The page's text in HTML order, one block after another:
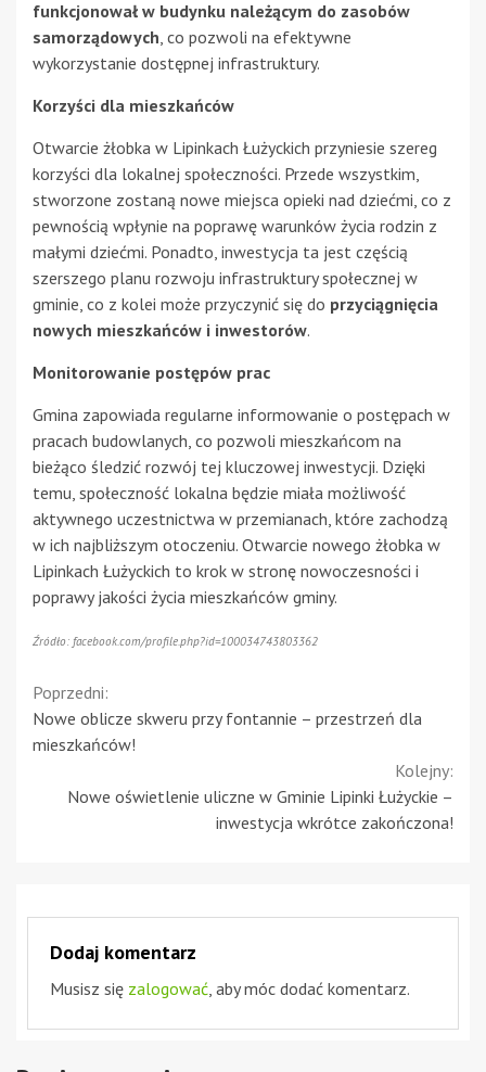
funkcjonował w budynku należącym do zasobów
samorządowych , co pozwoli na efektywne
wykorzystanie dostępnej infrastruktury.
Korzyści dla mieszkańców
Otwarcie żłobka w Lipinkach Łużyckich przyniesie szereg
korzyści dla lokalnej społeczności. Przede wszystkim,
stworzone zostaną nowe miejsca opieki nad dziećmi, co z
pewnością wpłynie na poprawę warunków życia rodzin z
małymi dziećmi. Ponadto, inwestycja ta jest częścią
szerszego planu rozwoju infrastruktury społecznej w
gminie, co z kolei może przyczynić się do przyciągnięcia
nowych mieszkańców i inwestorów.
Monitorowanie postępów prac
Gmina zapowiada regularne informowanie o postępach w
pracach budowlanych, co pozwoli mieszkańcom na
bieżąco śledzić rozwój tej kluczowej inwestycji. Dzięki
temu, społeczność lokalna będzie miała możliwość
aktywnego uczestnictwa w przemianach, które zachodzą
w ich najbliższym otoczeniu. Otwarcie nowego żłobka w
Lipinkach Łużyckich to krok w stronę nowoczesności i
poprawy jakości życia mieszkańców gminy.
Źródło: facebook.com/profile.php?id=100034743803362
Continue
Reading
Poprzedni:
Nowe oblicze skweru przy fontannie – przestrzeń dla
mieszkańców!
Kolejny:
Nowe oświetlenie uliczne w Gminie Lipinki Łużyckie –
inwestycja wkrótce zakończona!
Dodaj komentarz
Musisz się zalogować , aby móc dodać komentarz.